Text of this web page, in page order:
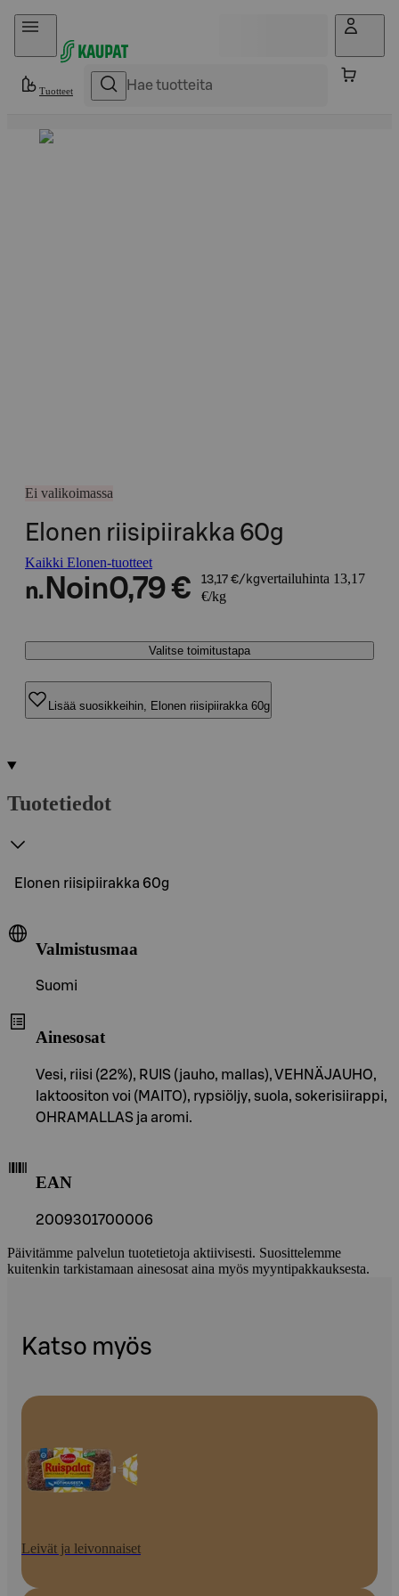
Hyppää sisältöön
Tuotteet
Ei valikoimassa
Elonen riisipiirakka 60g
Kaikki Elonen-tuotteet
n. Noin0,79 € 13,17 €/kgvertailuhinta 13,17
€/kg
Valitse toimitustapa
Lisää suosikkeihin, Elonen riisipiirakka 60g
Tuotetiedot
Elonen riisipiirakka 60g
Valmistusmaa
Suomi
Ainesosat
Vesi, riisi (22%), RUIS (jauho, mallas), VEHNÄJAUHO,
laktoositon voi (MAITO), rypsiöljy, suola, sokerisiirappi,
OHRAMALLAS ja aromi.
EAN
2009301700006
Päivitämme palvelun tuotetietoja aktiivisesti. Suosittelemme
kuitenkin tarkistamaan ainesosat aina myös myyntipakkauksesta.
Katso myös
Leivät ja leivonnaiset